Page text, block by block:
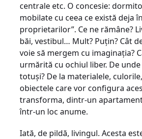
centrale etc. O concesie:
mobilate cu ceea ce există deja
proprietarilor”. Ce ne rămâne?
băi, vestibul… Mult? Puţin? Cât
voie să mergem cu imaginaţia?
urmărită cu ochiul liber. De
totuşi? De la materialele,
obiectele care vor configura
transforma, dintr-un
într-un loc anume.
Iată, de pildă, livingul. Acesta